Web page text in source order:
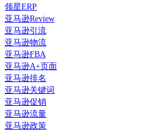
领星ERP
亚马逊Review
亚马逊引流
亚马逊物流
亚马逊FBA
亚马逊A+页面
亚马逊排名
亚马逊关键词
亚马逊促销
亚马逊流量
亚马逊政策